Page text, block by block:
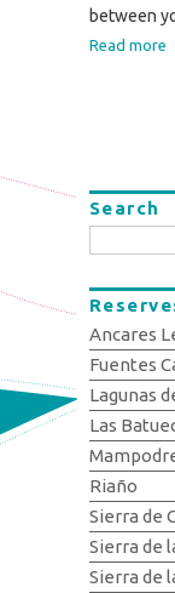
between
Read more
Search
Ancares
Fuentes
Lagunas
Las
Riaño
Sierra de
Sierra de
Sierra de